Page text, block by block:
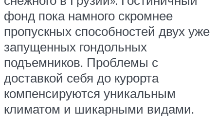
фонд пока намного скромнее
пропускных способностей двух уже
запущенных гондольных
подъемников. Проблемы с
доставкой себя до курорта
компенсируются уникальным
климатом и шикарными видами.